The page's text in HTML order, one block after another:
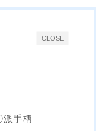
CLOSE
手柄